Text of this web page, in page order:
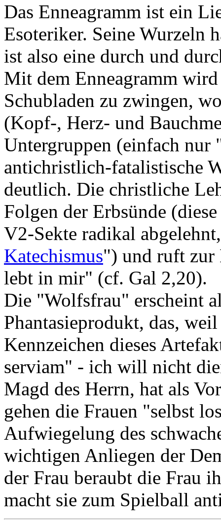
Das Enneagramm ist ein
Esoteriker. Seine Wurzeln
ist also eine durch und
Mit dem Enneagramm
Schubladen zu zwingen,
(Kopf-, Herz- und
Untergruppen (einfach
antichristlich-fatalistische
deutlich. Die christliche
Folgen der Erbsünde
V2-Sekte radikal
Katechismus") und ruft zur
lebt in mir" (cf. Gal 2,20).
Die "Wolfsfrau" erscheint
Phantasieprodukt, das,
Kennzeichen dieses
serviam" - ich will nicht
Magd des Herrn, hat als
gehen die Frauen "selbst
Aufwiegelung des
wichtigen Anliegen der
der Frau beraubt die Frau
macht sie zum Spielball